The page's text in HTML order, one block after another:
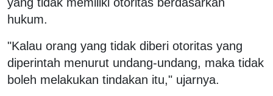
hukum.
"Kalau orang yang tidak diberi otoritas yang
diperintah menurut undang-undang, maka tidak
boleh melakukan tindakan itu," ujarnya.